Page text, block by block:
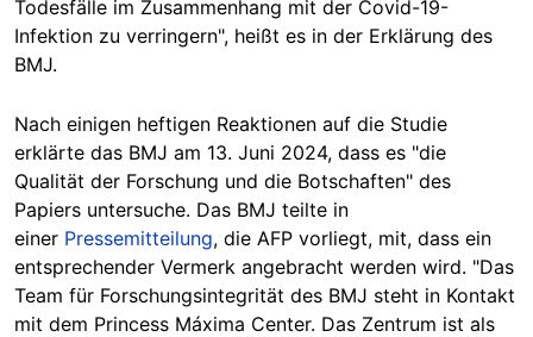
Todesfälle im Zusammenhang mit der Covid-19-
Infektion zu verringern", heißt es in der Erklärung des
BMJ.
Nach einigen heftigen Reaktionen auf die Studie
erklärte das BMJ am 13. Juni 2024, dass es "die
Qualität der Forschung und die Botschaften" des
Papiers untersuche. Das BMJ teilte in
einer Pressemitteilung, die AFP vorliegt, mit, dass ein
entsprechender Vermerk angebracht werden wird. "Das
Team für Forschungsintegrität des BMJ steht in Kontakt
mit dem Princess Máxima Center. Das Zentrum ist als